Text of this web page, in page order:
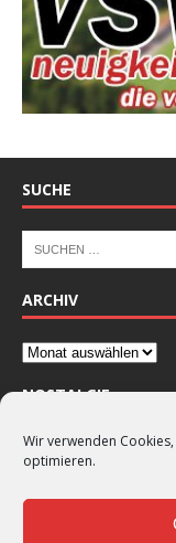
Wir verwenden
optimieren.
SUCHE
ARCHIV
NOSTALGIE